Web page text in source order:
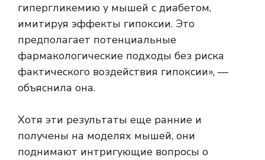
гипергликемию у мышей с диабетом,
имитируя эффекты гипоксии. Это
предполагает потенциальные
фармакологические подходы без риска
фактического воздействия гипоксии», —
объяснила она.
Хотя эти результаты еще ранние и
получены на моделях мышей, они
поднимают интригующие вопросы о